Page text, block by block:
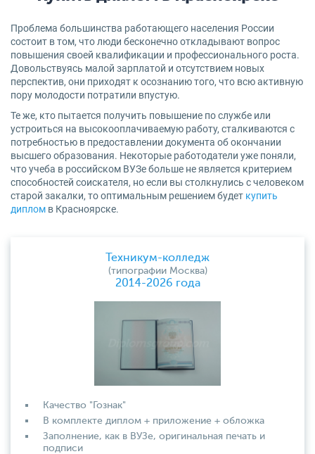
Проблема большинства работающего населения России
состоит в том, что люди бесконечно откладывают вопрос
повышения своей квалификации и профессионального роста.
Довольствуясь малой зарплатой и отсутствием новых
перспектив, они приходят к осознанию того, что всю активную
пору молодости потратили впустую.
Те же, кто пытается получить повышение по службе или
устроиться на высокооплачиваемую работу, сталкиваются с
потребностью в предоставлении документа об окончании
высшего образования. Некоторые работодатели уже поняли,
что учеба в российском ВУЗе больше не является критерием
способностей соискателя, но если вы столкнулись с человеком
старой закалки, то оптимальным решением будет купить
диплом в Красноярске.
Техникум-колледж
(типографии Москва)
2014-2026 года
Качество "Гознак"
В комплекте диплом + приложение + обложка
Заполнение, как в ВУЗе, оригинальная печать и
подписи